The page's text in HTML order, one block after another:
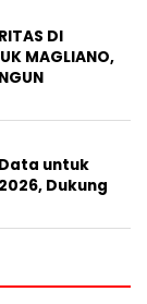
DI
MAGLIANO,
untuk
Dukung